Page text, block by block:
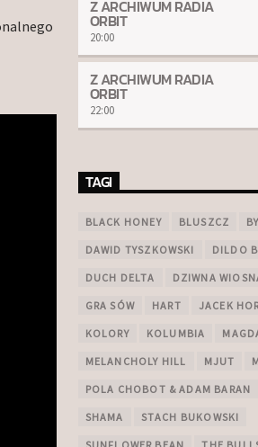
Z ARCHIWUM RADIA
ORBIT
20:00
Z ARCHIWUM RADIA
ORBIT
22:00
TAGI
BLACK HONEY BLUSZCZ
DAWID TYSZKOWSKI DILDO
DUCH DELTA DZIWNA
GRA SÓW HART JACEK
KOLORY KOLUMBIA
MELANCHOLY HILL MJUT
POLA CHOBOT & ADAM BARAN
SHAMA STACH BUKOWSKI